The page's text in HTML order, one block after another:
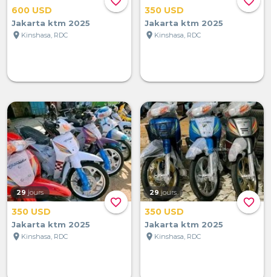
600 USD
Jakarta ktm 2025
location_on Kinshasa, RDC
350 USD
Jakarta ktm 2025
location_on Kinshasa, RDC
favorite_border
29 jours
350 USD
Jakarta ktm 2025
location_on Kinshasa, RDC
favorite_border
29 jours
350 USD
Jakarta ktm 2025
location_on Kinshasa, RDC